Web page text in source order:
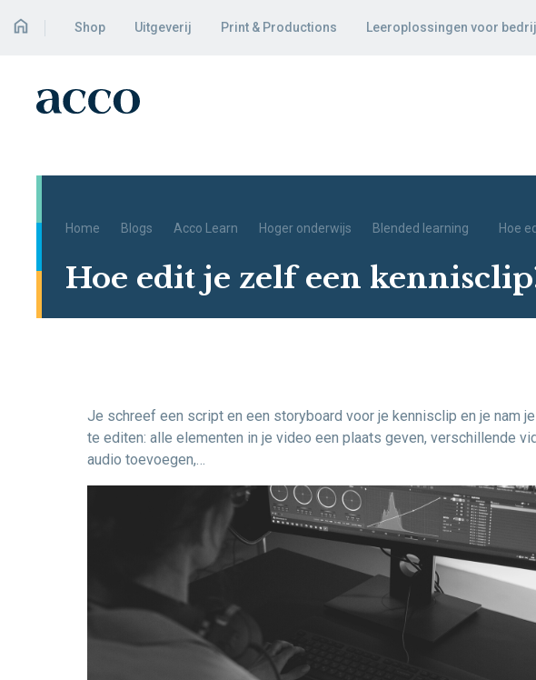
Shop Uitgeverij Print & Productions Leeroplossingen voor
Home Blogs Acco Learn Hoger onderwijs Blended learning Hoe
Hoe edit je zelf een
Je schreef een script en een storyboard voor je kennisclip en je nam
te editen: alle elementen in je video een plaats geven, verschillende
audio toevoegen,…